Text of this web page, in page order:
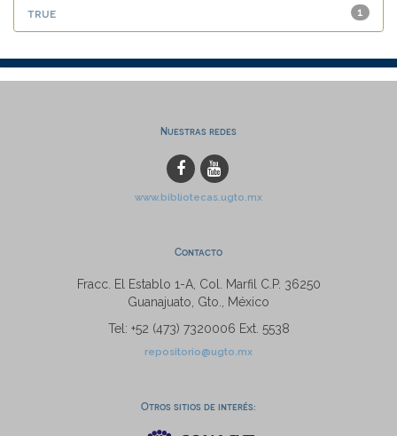
1
true
Nuestras redes
www.bibliotecas.ugto.mx
Contacto
Fracc. El Establo 1-A, Col. Marfil C.P. 36250
Guanajuato, Gto., México
Tel: +52 (473) 7320006 Ext. 5538
repositorio@ugto.mx
Otros sitios de interés: